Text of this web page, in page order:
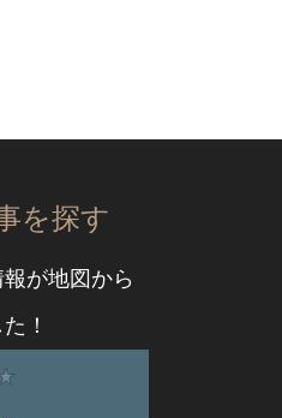
を探す
が地図から
！